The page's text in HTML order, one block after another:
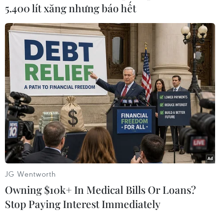
chục lần so với tổng ngân sách mà Chính phủ
hội./.
(TTXVN/Vietnam+)
5.400 lít xăng nhưng báo hết
JG Wentworth
Owning $10k+ In Medical Bills Or Loans?
Stop Paying Interest Immediately